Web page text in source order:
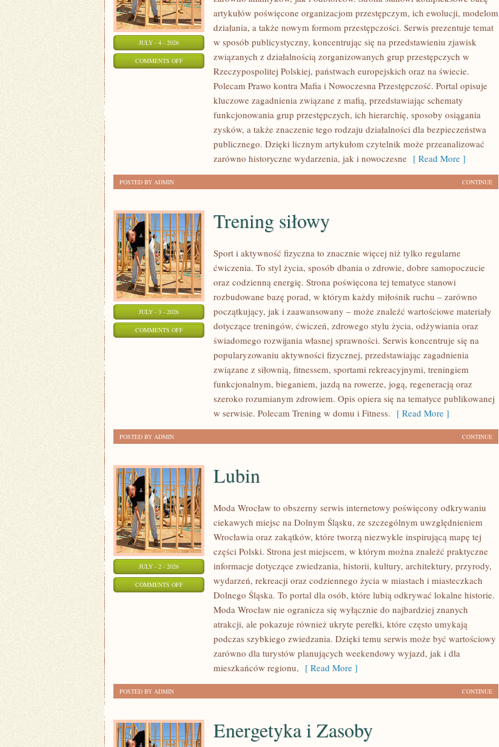
JULY - 4 - 2026
COMMENTS OFFON
TAJEMNICE
NIEWYJAŚNIONE
artykułów poświęcone organizacjom przestępczym, ich ewolucji, modelom
działania, a także nowym formom przestępczości. Serwis prezentuje temat
w sposób publicystyczny, koncentrując się na przedstawieniu zjawisk
związanych z działalnością zorganizowanych grup przestępczych w
Rzeczypospolitej Polskiej, państwach europejskich oraz na świecie.
Polecam Prawo kontra Mafia i Nowoczesna Przestępczość. Portal opisuje
kluczowe zagadnienia związane z mafią, przedstawiając schematy
funkcjonowania grup przestępczych, ich hierarchię, sposoby osiągania
zysków, a także znaczenie tego rodzaju działalności dla bezpieczeństwa
publicznego. Dzięki licznym artykułom czytelnik może przeanalizować
zarówno historyczne wydarzenia, jak i nowoczesne [ Read More ]
CONTINUE
POSTED BY ADMIN
JULY - 3 - 2026
COMMENTS OFFON
Trening siłowy
Sport i aktywność fizyczna to znacznie więcej niż tylko regularne
ćwiczenia. To styl życia, sposób dbania o zdrowie, dobre samopoczucie
oraz codzienną energię. Strona poświęcona tej tematyce stanowi
rozbudowane bazę porad, w którym każdy miłośnik ruchu – zarówno
początkujący, jak i zaawansowany – może znaleźć wartościowe materiały
dotyczące treningów, ćwiczeń, zdrowego stylu życia, odżywiania oraz
świadomego rozwijania własnej sprawności. Serwis koncentruje się na
popularyzowaniu aktywności fizycznej, przedstawiając zagadnienia
związane z siłownią, fitnessem, sportami rekreacyjnymi, treningiem
funkcjonalnym, bieganiem, jazdą na rowerze, jogą, regeneracją oraz
szeroko rozumianym zdrowiem. Opis opiera się na tematyce publikowanej
w serwisie. Polecam Trening w domu i Fitness. [ Read More ]
CONTINUE
POSTED BY ADMIN
JULY - 2 - 2026
COMMENTS OFFON
Lubin
Moda Wrocław to obszerny serwis internetowy poświęcony odkrywaniu
ciekawych miejsc na Dolnym Śląsku, ze szczególnym uwzględnieniem
Wrocławia oraz zakątków, które tworzą niezwykle inspirującą mapę tej
części Polski. Strona jest miejscem, w którym można znaleźć praktyczne
informacje dotyczące zwiedzania, historii, kultury, architektury, przyrody,
wydarzeń, rekreacji oraz codziennego życia w miastach i miasteczkach
Dolnego Śląska. To portal dla osób, które lubią odkrywać lokalne historie.
Moda Wrocław nie ogranicza się wyłącznie do najbardziej znanych
atrakcji, ale pokazuje również ukryte perełki, które często umykają
podczas szybkiego zwiedzania. Dzięki temu serwis może być wartościowy
zarówno dla turystów planujących weekendowy wyjazd, jak i dla
mieszkańców regionu, [ Read More ]
CONTINUE
POSTED BY ADMIN
Energetyka i Zasoby